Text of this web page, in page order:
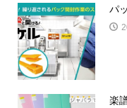
パ
楽